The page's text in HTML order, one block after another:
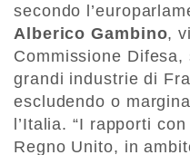
secondo
Alberico Gambino,
Commissione
grandi industrie di
escludendo o
l’Italia. “I rapporti
Regno Unito, in